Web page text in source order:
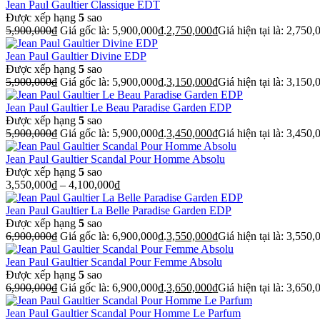
Jean Paul Gaultier Classique EDT
Được xếp hạng 5 sao
5,900,000₫ Giá gốc là: 5,900,000₫.2,750,000₫Giá hiện tại là:
Jean Paul Gaultier Divine EDP
Được xếp hạng 5 sao
5,900,000₫ Giá gốc là: 5,900,000₫.3,150,000₫Giá hiện tại là:
Jean Paul Gaultier Le Beau Paradise Garden EDP
Được xếp hạng 5 sao
5,900,000₫ Giá gốc là: 5,900,000₫.3,450,000₫Giá hiện tại là:
Jean Paul Gaultier Scandal Pour Homme Absolu
Được xếp hạng 5 sao
3,550,000₫ – 4,100,000₫
Jean Paul Gaultier La Belle Paradise Garden EDP
Được xếp hạng 5 sao
6,900,000₫ Giá gốc là: 6,900,000₫.3,550,000₫Giá hiện tại là:
Jean Paul Gaultier Scandal Pour Femme Absolu
Được xếp hạng 5 sao
6,900,000₫ Giá gốc là: 6,900,000₫.3,650,000₫Giá hiện tại là:
Jean Paul Gaultier Scandal Pour Homme Le Parfum